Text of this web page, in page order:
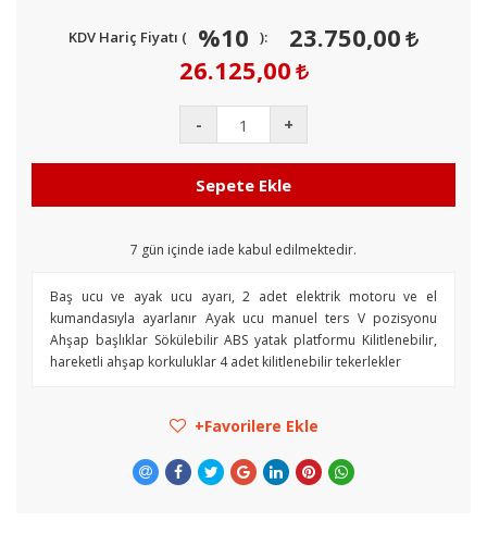
KDV Hariç Fiyatı ( %10 ):
23.750,00
26.125,00
- +
Sepete Ekle
7 gün içinde iade kabul edilmektedir.
Baş ucu ve ayak ucu ayarı, 2 adet elektrik motoru ve el
kumandasıyla ayarlanır Ayak ucu manuel ters V pozisyonu
Ahşap başlıklar Sökülebilir ABS yatak platformu Kilitlenebilir,
hareketli ahşap korkuluklar 4 adet kilitlenebilir tekerlekler
Favorilere Ekle